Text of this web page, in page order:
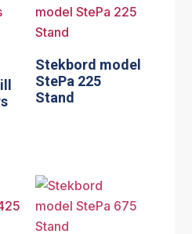
Stekbord model
StePa 225
Stand